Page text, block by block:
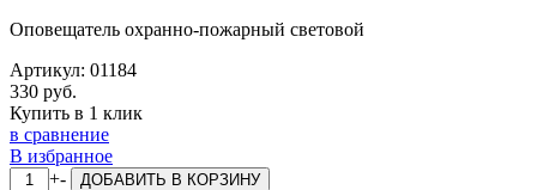
Оповещатель охранно-пожарный световой
Артикул: 01184
330 руб.
Купить в 1 клик
в сравнение
В избранное
+- ДОБАВИТЬ В КОРЗИНУ